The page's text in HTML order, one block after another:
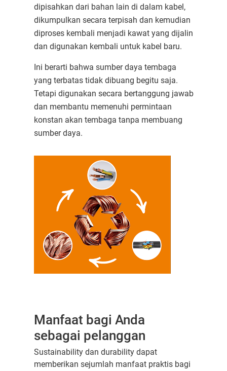
dipisahkan dari bahan lain di dalam kabel,
dikumpulkan secara terpisah dan kemudian
diproses kembali menjadi kawat yang dijalin
dan digunakan kembali untuk kabel baru.
Ini berarti bahwa sumber daya tembaga
yang terbatas tidak dibuang begitu saja.
Tetapi digunakan secara bertanggung jawab
dan membantu memenuhi permintaan
konstan akan tembaga tanpa membuang
sumber daya.
Manfaat bagi Anda
sebagai pelanggan
Sustainability dan durability dapat
memberikan sejumlah manfaat praktis bagi